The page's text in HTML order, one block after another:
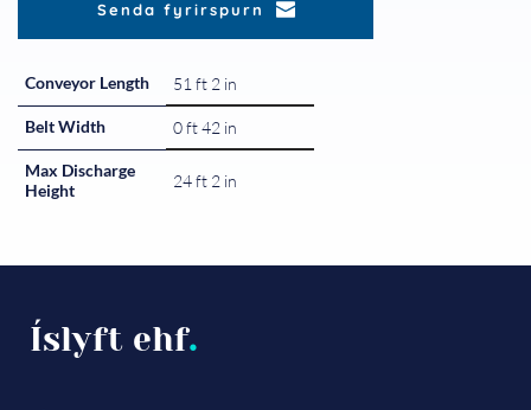
Senda fyrirspurn
Conveyor Length 51 ft 2 in
Belt Width 0 ft 42 in
Max Discharge
Height
24 ft 2 in
Íslyft ehf.